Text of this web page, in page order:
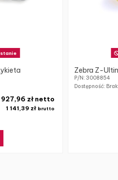
1 141,39 złbrutto
927,96 zł netto
Zebra Z-
P/N: 3008854
Dostępność: